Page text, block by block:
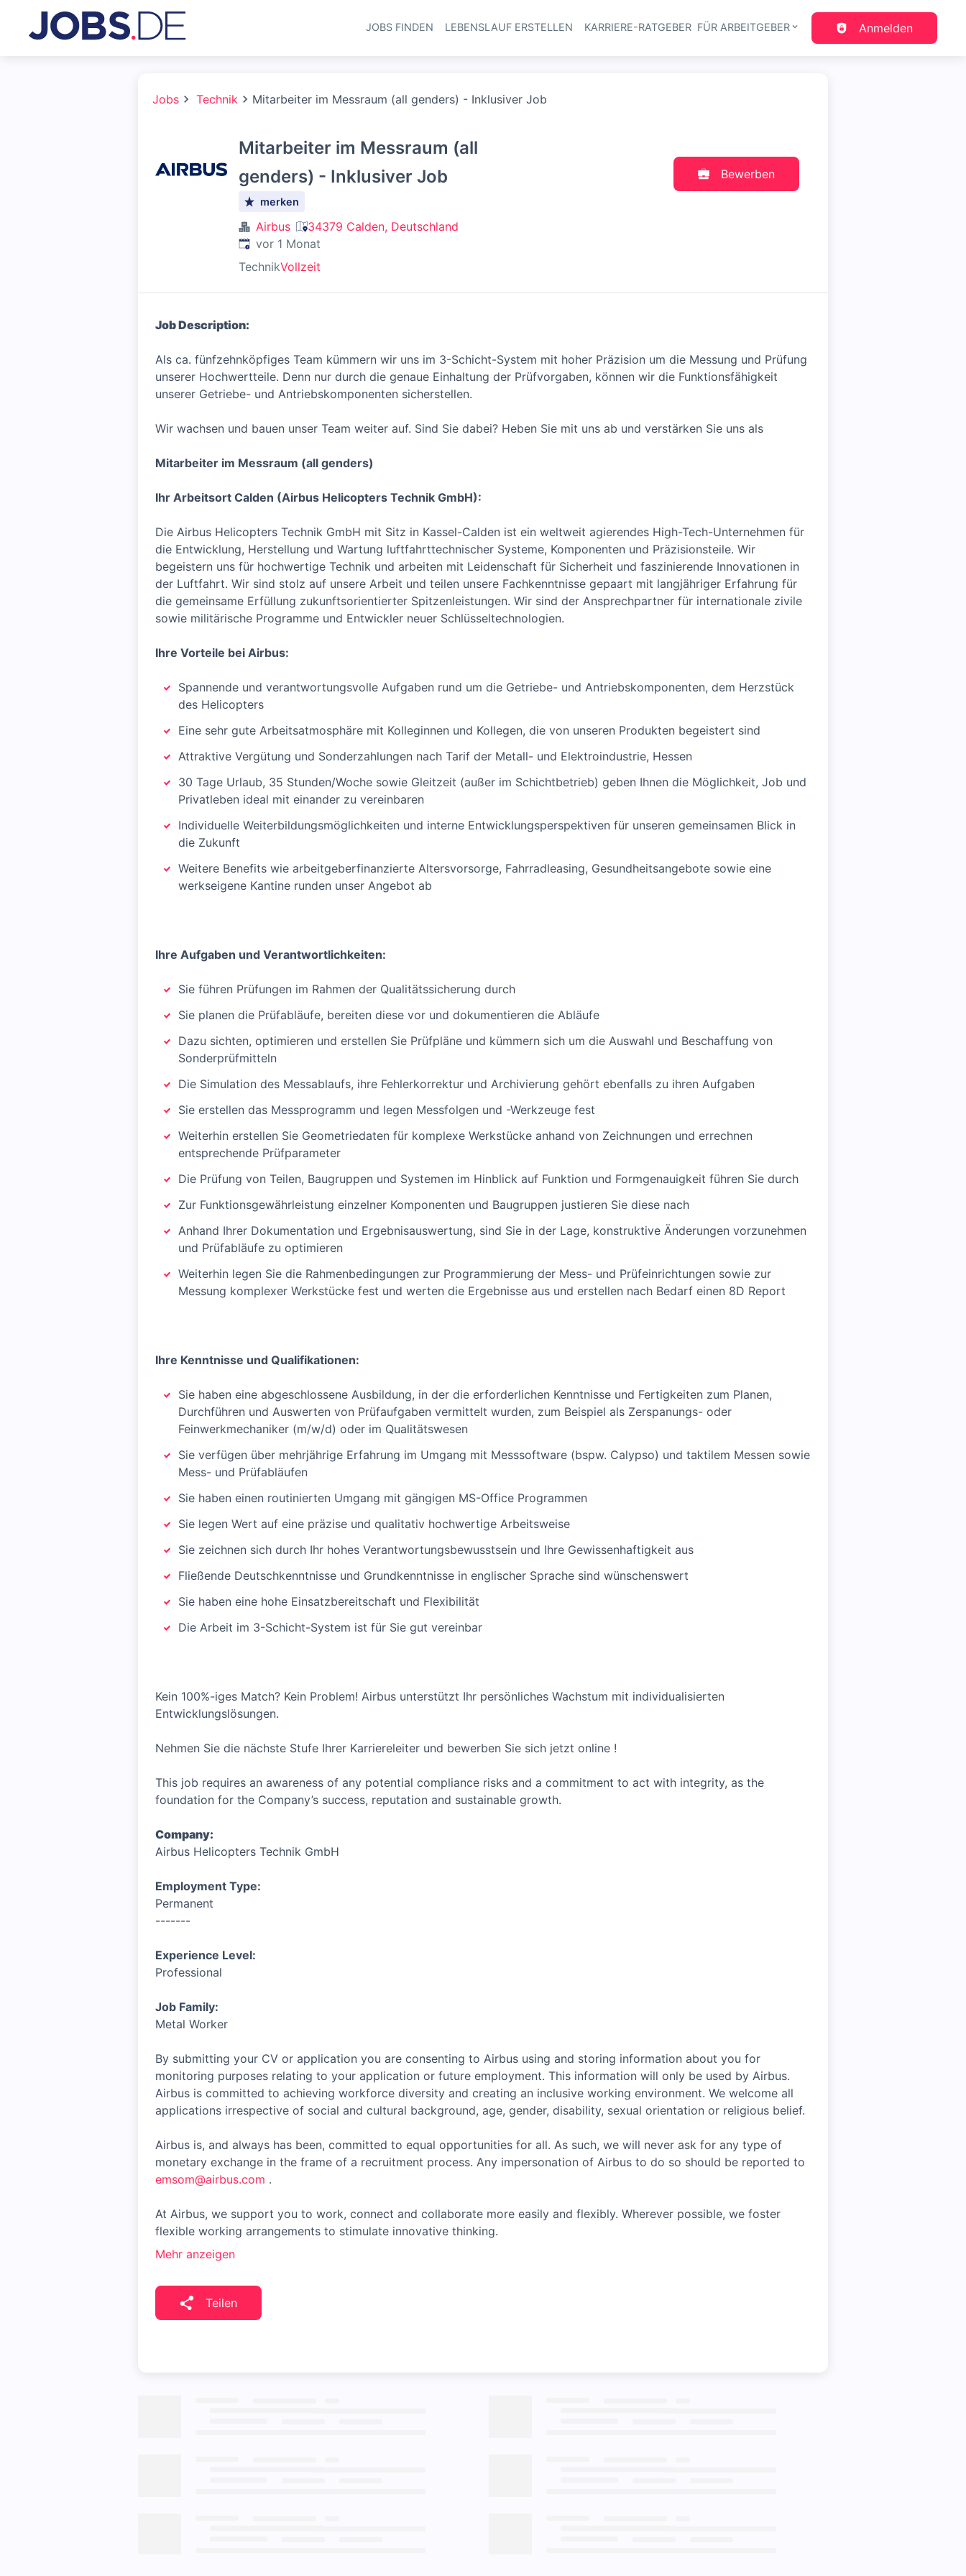
Haupt-Navigation
JOBS FINDEN LEBENSLAUF ERSTELLEN KARRIERE-RATGEBER FÜR ARBEITGEBER Anmelden
Jobs Technik Mitarbeiter im Messraum (all genders) - Inklusiver Job
Mitarbeiter im Messraum (all
genders) - Inklusiver Job
merken
Airbus
34379 Calden, Deutschland
Veröffentlicht:
vor 1 Monat
TechnikVollzeit
Bewerben
Job Description:
Als ca. fünfzehnköpfiges Team kümmern wir uns im 3-Schicht-System mit hoher Präzision um die Messung und Prüfung
unserer Hochwertteile. Denn nur durch die genaue Einhaltung der Prüfvorgaben, können wir die Funktionsfähigkeit
unserer Getriebe- und Antriebskomponenten sicherstellen.
Wir wachsen und bauen unser Team weiter auf. Sind Sie dabei? Heben Sie mit uns ab und verstärken Sie uns als
Mitarbeiter im Messraum (all genders)
Ihr Arbeitsort Calden (Airbus Helicopters Technik GmbH):
Die Airbus Helicopters Technik GmbH mit Sitz in Kassel-Calden ist ein weltweit agierendes High-Tech-Unternehmen für
die Entwicklung, Herstellung und Wartung luftfahrttechnischer Systeme, Komponenten und Präzisionsteile. Wir
begeistern uns für hochwertige Technik und arbeiten mit Leidenschaft für Sicherheit und faszinierende Innovationen in
der Luftfahrt. Wir sind stolz auf unsere Arbeit und teilen unsere Fachkenntnisse gepaart mit langjähriger Erfahrung für
die gemeinsame Erfüllung zukunftsorientierter Spitzenleistungen. Wir sind der Ansprechpartner für internationale zivile
sowie militärische Programme und Entwickler neuer Schlüsseltechnologien.
Ihre Vorteile bei Airbus:
Spannende und verantwortungsvolle Aufgaben rund um die Getriebe- und Antriebskomponenten, dem Herzstück
des Helicopters
Eine sehr gute Arbeitsatmosphäre mit Kolleginnen und Kollegen, die von unseren Produkten begeistert sind
Attraktive Vergütung und Sonderzahlungen nach Tarif der Metall- und Elektroindustrie, Hessen
30 Tage Urlaub, 35 Stunden/Woche sowie Gleitzeit (außer im Schichtbetrieb) geben Ihnen die Möglichkeit, Job und
Privatleben ideal mit einander zu vereinbaren
Individuelle Weiterbildungsmöglichkeiten und interne Entwicklungsperspektiven für unseren gemeinsamen Blick in
die Zukunft
Weitere Benefits wie arbeitgeberfinanzierte Altersvorsorge, Fahrradleasing, Gesundheitsangebote sowie eine
werkseigene Kantine runden unser Angebot ab
Ihre Aufgaben und Verantwortlichkeiten:
Sie führen Prüfungen im Rahmen der Qualitätssicherung durch
Sie planen die Prüfabläufe, bereiten diese vor und dokumentieren die Abläufe
Dazu sichten, optimieren und erstellen Sie Prüfpläne und kümmern sich um die Auswahl und Beschaffung von
Sonderprüfmitteln
Die Simulation des Messablaufs, ihre Fehlerkorrektur und Archivierung gehört ebenfalls zu ihren Aufgaben
Sie erstellen das Messprogramm und legen Messfolgen und -Werkzeuge fest
Weiterhin erstellen Sie Geometriedaten für komplexe Werkstücke anhand von Zeichnungen und errechnen
entsprechende Prüfparameter
Die Prüfung von Teilen, Baugruppen und Systemen im Hinblick auf Funktion und Formgenauigkeit führen Sie durch
Zur Funktionsgewährleistung einzelner Komponenten und Baugruppen justieren Sie diese nach
Anhand Ihrer Dokumentation und Ergebnisauswertung, sind Sie in der Lage, konstruktive Änderungen vorzunehmen
und Prüfabläufe zu optimieren
Weiterhin legen Sie die Rahmenbedingungen zur Programmierung der Mess- und Prüfeinrichtungen sowie zur
Messung komplexer Werkstücke fest und werten die Ergebnisse aus und erstellen nach Bedarf einen 8D Report
Ihre Kenntnisse und Qualifikationen:
Sie haben eine abgeschlossene Ausbildung, in der die erforderlichen Kenntnisse und Fertigkeiten zum Planen,
Durchführen und Auswerten von Prüfaufgaben vermittelt wurden, zum Beispiel als Zerspanungs- oder
Feinwerkmechaniker (m/w/d) oder im Qualitätswesen
Sie verfügen über mehrjährige Erfahrung im Umgang mit Messsoftware (bspw. Calypso) und taktilem Messen sowie
Mess- und Prüfabläufen
Sie haben einen routinierten Umgang mit gängigen MS-Office Programmen
Sie legen Wert auf eine präzise und qualitativ hochwertige Arbeitsweise
Sie zeichnen sich durch Ihr hohes Verantwortungsbewusstsein und Ihre Gewissenhaftigkeit aus
Fließende Deutschkenntnisse und Grundkenntnisse in englischer Sprache sind wünschenswert
Sie haben eine hohe Einsatzbereitschaft und Flexibilität
Die Arbeit im 3-Schicht-System ist für Sie gut vereinbar
Kein 100%-iges Match? Kein Problem! Airbus unterstützt Ihr persönliches Wachstum mit individualisierten
Entwicklungslösungen.
Nehmen Sie die nächste Stufe Ihrer Karriereleiter und bewerben Sie sich jetzt online !
This job requires an awareness of any potential compliance risks and a commitment to act with integrity, as the
foundation for the Company’s success, reputation and sustainable growth.
Company:
Airbus Helicopters Technik GmbH
Employment Type:
Permanent
-------
Experience Level:
Professional
Job Family:
Metal Worker
By submitting your CV or application you are consenting to Airbus using and storing information about you for
monitoring purposes relating to your application or future employment. This information will only be used by Airbus.
Airbus is committed to achieving workforce diversity and creating an inclusive working environment. We welcome all
applications irrespective of social and cultural background, age, gender, disability, sexual orientation or religious belief.
Airbus is, and always has been, committed to equal opportunities for all. As such, we will never ask for any type of
monetary exchange in the frame of a recruitment process. Any impersonation of Airbus to do so should be reported to
emsom@airbus.com .
At Airbus, we support you to work, connect and collaborate more easily and flexibly. Wherever possible, we foster
flexible working arrangements to stimulate innovative thinking.
Mehr anzeigen
Teilen